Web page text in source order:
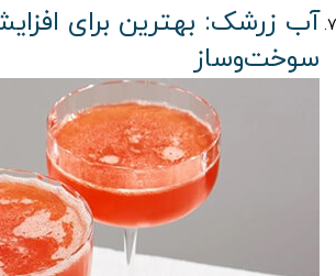
آب زرشک: بهترین برای
سوخت‌وساز